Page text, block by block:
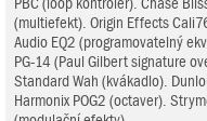
(multiefekt). Origin Effects
Audio EQ2 (programovatelný
PG-14 (Paul Gilbert signature
Standard Wah (kvákadlo).
Harmonix POG2 (octaver).